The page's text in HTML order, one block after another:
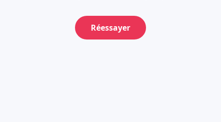
Réessayer